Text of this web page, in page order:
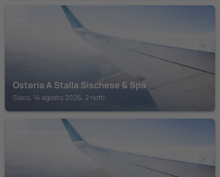
Osteria A Stalla Sischese & Spa
Sisco, 14 agosto 2026, 2 notti
SANTA-MARIA-DI-LOTA